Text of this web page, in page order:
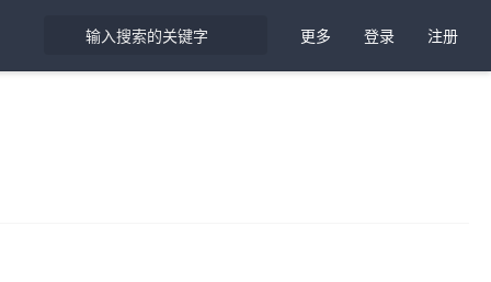
更多 登录 注册